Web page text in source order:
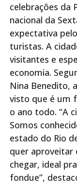
celebrações da
nacional da
expectativa
turistas. A
visitantes e
economia.
Nina Benedito,
visto que é um
o ano todo. “A
Somos
estado do Rio
quer aproveitar
chegar, ideal
fondue”,